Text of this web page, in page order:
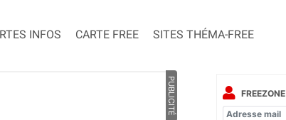
INFOS CARTE FREE SITES THÉMA-FREE
PUBLICITÉ
FREEZONE